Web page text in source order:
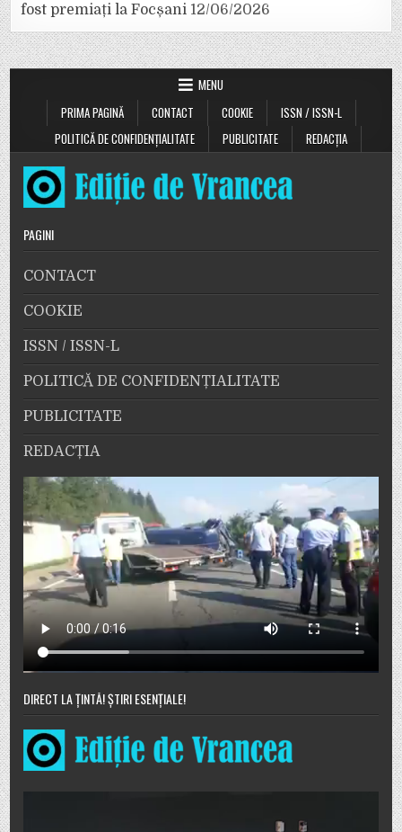
fost premiați la Focșani 12/06/2026
MENU
PRIMA PAGINĂ
CONTACT COOKIE
ISSN / ISSN-L
POLITICĂ DE CONFIDENȚIALITATE
PUBLICITATE REDACȚIA
PAGINI
CONTACT
COOKIE
ISSN / ISSN-L
POLITICĂ DE CONFIDENȚIALITATE
PUBLICITATE
REDACȚIA
DIRECT LA ȚINTĂ! ȘTIRI ESENȚIALE!